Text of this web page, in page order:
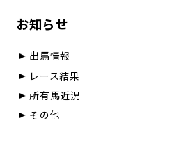
お知らせ
出馬情報
レース結果
所有馬近況
その他